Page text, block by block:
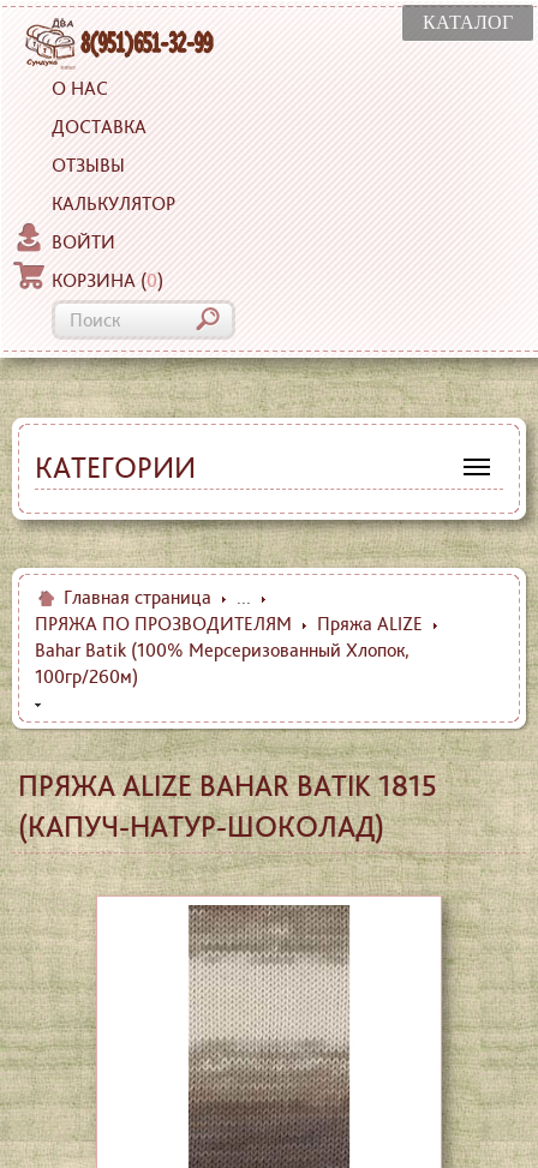
КАТАЛОГ
О НАС
ДОСТАВКА
ОТЗЫВЫ
КАЛЬКУЛЯТОР
ВОЙТИ
КОРЗИНА (0)
КАТЕГОРИИ
Главная страница
...
ПРЯЖА ПО ПРОЗВОДИТЕЛЯМ
Пряжа ALIZE
Bahar Batik (100% Мерсеризованный Хлопок,
100гр/260м)
ПРЯЖА ALIZE BAHAR BATIK 1815
(КАПУЧ-НАТУР-ШОКОЛАД)